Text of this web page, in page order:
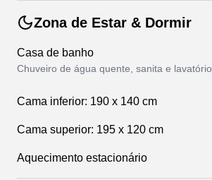
Zona de Estar & Dormir
Casa de banho
Chuveiro de água quente, sanita e lavatório.
Cama inferior: 190 x 140 cm
Cama superior: 195 x 120 cm
Aquecimento estacionário